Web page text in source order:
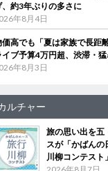
、約3年ぶりの多さに
年8月4日
価高でも「夏は家族で長
イブ予算4万円超、渋滞・
年8月3日
ルチャー
旅の思い出を
スが「かばんの
川柳コンテスト